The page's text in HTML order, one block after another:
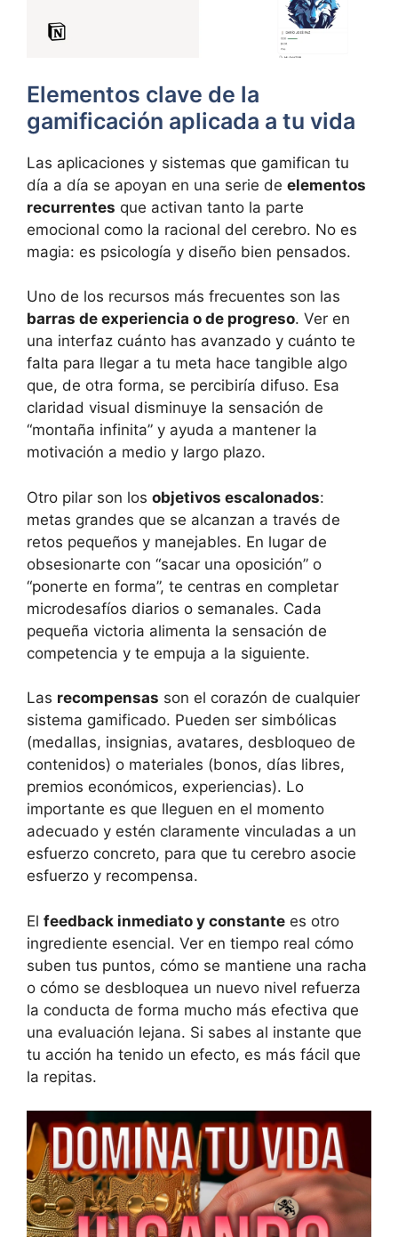
Elementos clave de la
gamificación aplicada a tu vida
Las aplicaciones y sistemas que gamifican tu
día a día se apoyan en una serie de elementos
recurrentes que activan tanto la parte
emocional como la racional del cerebro. No es
magia: es psicología y diseño bien pensados.
Uno de los recursos más frecuentes son las
barras de experiencia o de progreso. Ver en
una interfaz cuánto has avanzado y cuánto te
falta para llegar a tu meta hace tangible algo
que, de otra forma, se percibiría difuso. Esa
claridad visual disminuye la sensación de
“montaña infinita” y ayuda a mantener la
motivación a medio y largo plazo.
Otro pilar son los objetivos escalonados:
metas grandes que se alcanzan a través de
retos pequeños y manejables. En lugar de
obsesionarte con “sacar una oposición” o
“ponerte en forma”, te centras en completar
microdesafíos diarios o semanales. Cada
pequeña victoria alimenta la sensación de
competencia y te empuja a la siguiente.
Las recompensas son el corazón de cualquier
sistema gamificado. Pueden ser simbólicas
(medallas, insignias, avatares, desbloqueo de
contenidos) o materiales (bonos, días libres,
premios económicos, experiencias). Lo
importante es que lleguen en el momento
adecuado y estén claramente vinculadas a un
esfuerzo concreto, para que tu cerebro asocie
esfuerzo y recompensa.
El feedback inmediato y constante es otro
ingrediente esencial. Ver en tiempo real cómo
suben tus puntos, cómo se mantiene una racha
o cómo se desbloquea un nuevo nivel refuerza
la conducta de forma mucho más efectiva que
una evaluación lejana. Si sabes al instante que
tu acción ha tenido un efecto, es más fácil que
la repitas.